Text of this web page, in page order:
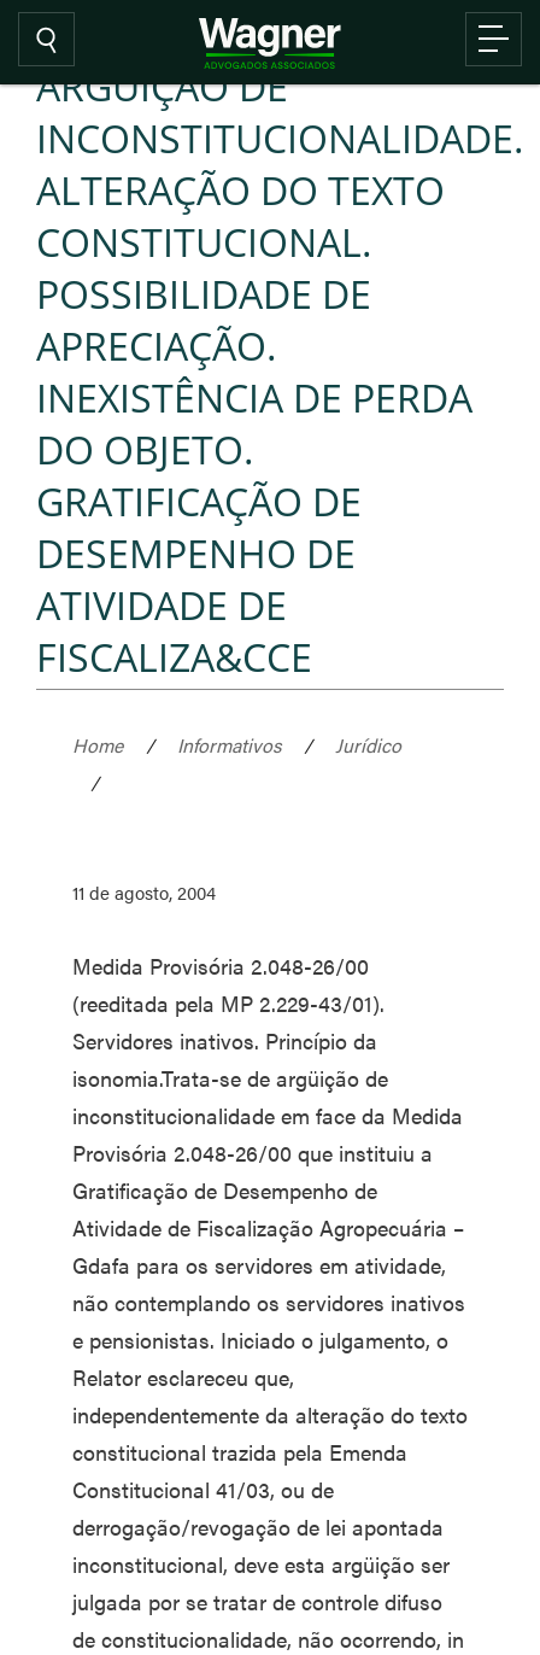
ARGÜIÇÃO DE
INCONSTITUCIONALIDADE.
ALTERAÇÃO DO TEXTO
CONSTITUCIONAL.
POSSIBILIDADE DE
APRECIAÇÃO.
INEXISTÊNCIA DE PERDA
DO OBJETO.
GRATIFICAÇÃO DE
DESEMPENHO DE
ATIVIDADE DE
FISCALIZA&CCE
Home / Informativos /
Jurídico
/
11 de agosto, 2004
Medida Provisória 2.048-26/00
(reeditada pela MP 2.229-43/01).
Servidores inativos. Princípio da
isonomia.Trata-se de argüição de
inconstitucionalidade em face da Medida
Provisória 2.048-26/00 que instituiu a
Gratificação de Desempenho de
Atividade de Fiscalização Agropecuária –
Gdafa para os servidores em atividade,
não contemplando os servidores inativos
e pensionistas. Iniciado o julgamento, o
Relator esclareceu que,
independentemente da alteração do texto
constitucional trazida pela Emenda
Constitucional 41/03, ou de
derrogação/revogação de lei apontada
inconstitucional, deve esta argüição ser
julgada por se tratar de controle difuso
de constitucionalidade, não ocorrendo, in